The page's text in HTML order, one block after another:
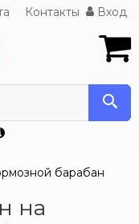
Контакты Вход
барабан
на